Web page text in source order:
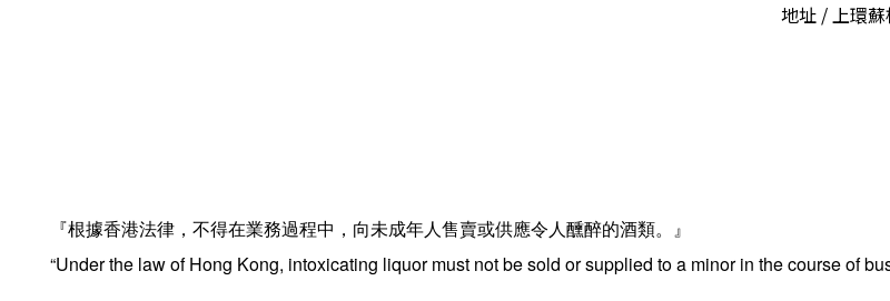
地址 / 上環
『根據香港法律，不得在業務過程中，向未成年人售賣或供應令人醺醉的酒類。』
“Under the law of Hong Kong, intoxicating liquor must not be sold or supplied to a minor in the course of